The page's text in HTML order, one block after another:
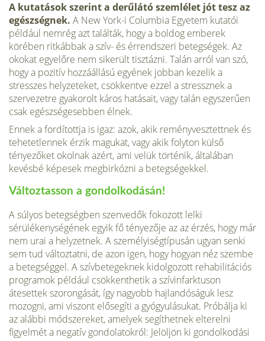
A kutatások szerint a derűlátó szemlélet jót tesz az
egészségnek. A New York-i Columbia Egyetem kutatói
például nemrég azt találták, hogy a boldog emberek
körében ritkábbak a szív- és érrendszeri betegségek. Az
okokat egyelőre nem sikerült tisztázni. Talán arról van szó,
hogy a pozitív hozzáállású egyének jobban kezelik a
stresszes helyzeteket, csökkentve ezzel a stressznek a
szervezetre gyakorolt káros hatásait, vagy talán egyszerűen
csak egészségesebben élnek.
Ennek a fordítottja is igaz: azok, akik reményvesztettnek és
tehetetlennek érzik magukat, vagy akik folyton külső
tényezőket okolnak azért, ami velük történik, általában
kevésbé képesek megbirkózni a betegségekkel.
Változtasson a gondolkodásán!
A súlyos betegségben szenvedők fokozott lelki
sérülékenységének egyik fő tényezője az az érzés, hogy már
nem urai a helyzetnek. A személyiségtípusán ugyan senki
sem tud változtatni, de azon igen, hogy hogyan néz szembe
a betegséggel. A szívbetegeknek kidolgozott rehabilitációs
programok például csökkenthetik a szívinfarktuson
átesettek szorongását, így nagyobb hajlandóságuk lesz
mozogni, ami viszont elősegíti a gyógyulásukat. Próbálja ki
az alábbi módszereket, amelyek segíthetnek elterelni
figyelmét a negatív gondolatokról: Jelöljön ki gondolkodási